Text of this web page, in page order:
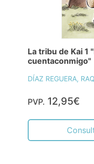
La tribu de Kai 1
cuentaconmigo"
DÍAZ REGUERA,
PVP. 12,95€